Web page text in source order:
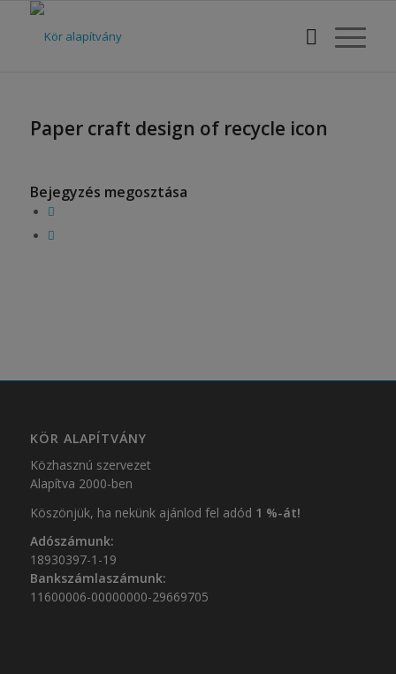
Paper craft design of recycle icon
Bejegyzés megosztása
KÖR ALAPÍTVÁNY
Közhasznú szervezet
Alapítva 2000-ben
Köszönjük, ha nekünk ajánlod fel adód 1 %-át!
Adószámunk:
18930397-1-19
Bankszámlaszámunk:
11600006-00000000-29669705